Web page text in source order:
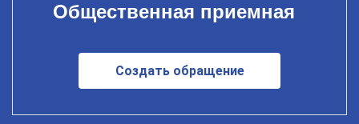
Общественная приемная
Создать обращение